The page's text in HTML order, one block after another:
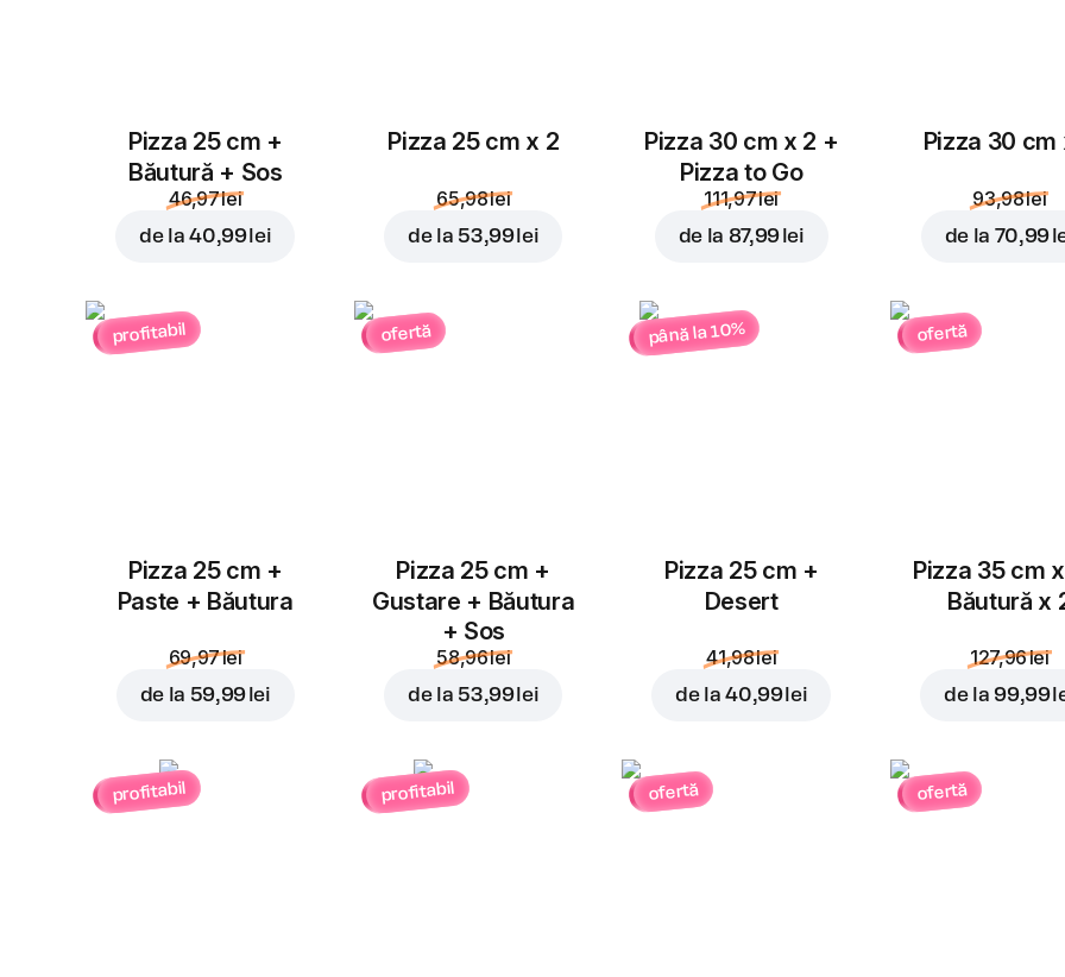
Pizza 25 cm +
Băutură + Sos
46,97 lei
de la40,99 lei
Pizza 25 cm x 2
65,98 lei
de la 53,99 lei
Pizza 30 cm x 2 +
Pizza to Go
111,97 lei
de la 87,99 lei
Pizza 30 cm
93,98 lei
de la 70,99
profitabil
Pizza 25 cm +
Paste + Băutura
69,97 lei
de la 59,99 lei
ofertă
Pizza 25 cm +
Gustare + Băutura
+ Sos
58,96 lei
de la 53,99 lei
până la 10%
Pizza 25 cm +
Desert
41,98 lei
de la40,99 lei
ofertă
Pizza 35 cm
Băutură x
127,96 lei
de la 99,99
profitabil profitabil ofertă ofertă